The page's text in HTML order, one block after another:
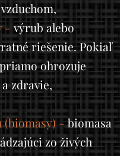
- výrub alebo
riešenie. Pokiaľ
ohrozuje
zdravie,
(biomasy) -biomasa
zo živých